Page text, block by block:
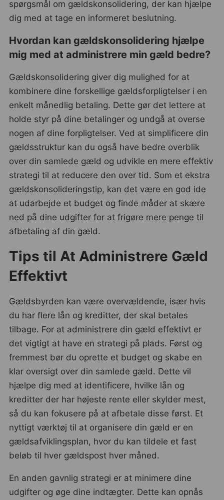
spørgsmål om gældskonsolidering, der kan hjælpe
dig med at tage en informeret beslutning.
Hvordan kan gældskonsolidering hjælpe
mig med at administrere min gæld bedre?
Gældskonsolidering giver dig mulighed for at
kombinere dine forskellige gældsforpligtelser i en
enkelt månedlig betaling. Dette gør det lettere at
holde styr på dine betalinger og undgå at overse
nogen af dine forpligtelser. Ved at simplificere din
gældsstruktur kan du også have bedre overblik
over din samlede gæld og udvikle en mere effektiv
strategi til at reducere den over tid. Som et ekstra
gældskonsolideringstip, kan det være en god ide
at udarbejde et budget og finde måder at skære
ned på dine udgifter for at frigøre mere penge til
afbetaling af din gæld.
Tips til At Administrere Gæld
Effektivt
Gældsbyrden kan være overvældende, især hvis
du har flere lån og kreditter, der skal betales
tilbage. For at administrere din gæld effektivt er
det vigtigt at have en strategi på plads. Først og
fremmest bør du oprette et budget og skabe en
klar oversigt over din samlede gæld. Dette vil
hjælpe dig med at identificere, hvilke lån og
kreditter der har højeste rente eller skylder mest,
så du kan fokusere på at afbetale disse først. Et
nyttigt værktøj til at organisere din gæld er en
gældsafviklingsplan, hvor du kan tildele et fast
beløb til hver gældspost hver måned.
En anden gavnlig strategi er at minimere dine
udgifter og øge dine indtægter. Dette kan opnås